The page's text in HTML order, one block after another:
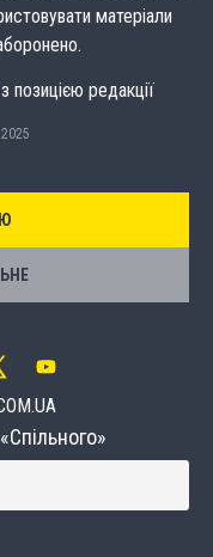
матеріали
позицією редакції